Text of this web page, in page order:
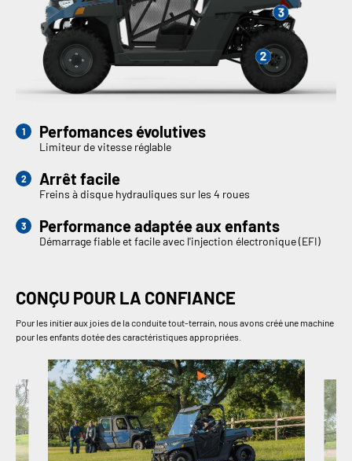
Perfomances évolutives
Limiteur de vitesse réglable
Arrêt facile
Freins à disque hydrauliques sur les 4 roues
Performance adaptée aux enfants
Démarrage fiable et facile avec l'injection électronique (EFI)
CONÇU POUR LA CONFIANCE
Pour les initier aux joies de la conduite tout-terrain, nous avons créé une machine
pour les enfants dotée des caractéristiques appropriées.